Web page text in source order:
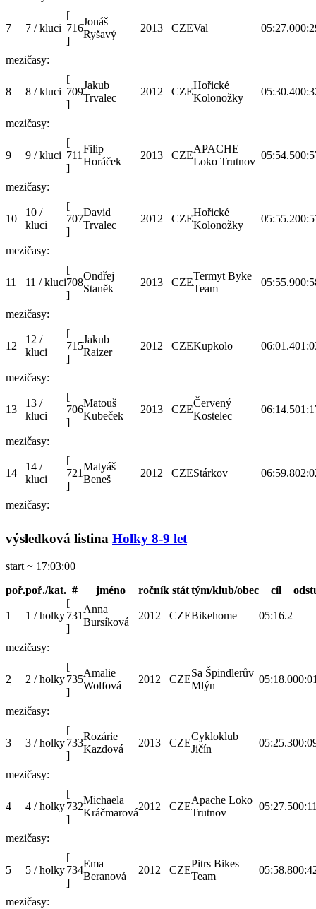
7 7 / kluci
[
716
]
Jonáš
Ryšavý
2013 CZEVal 05:27.0
mezičasy:
8 8 / kluci
[
709
]
Jakub
Trvalec
2012 CZE
Hořické
Kolonožky
05:30.4
mezičasy:
9 9 / kluci
[
711
]
Filip
Horáček
2013 CZE
APACHE
Loko Trutnov
05:54.5
mezičasy:
10
10 /
kluci
[
707
]
David
Trvalec
2012 CZE
Hořické
Kolonožky
05:55.2
mezičasy:
11 11 / kluci
[
708
]
Ondřej
Staněk
2013 CZE
Termyt Byke
Team
05:55.9
mezičasy:
12
12 /
kluci
[
715
]
Jakub
Raizer
2012 CZEKupkolo 06:01.4
mezičasy:
13
13 /
kluci
[
706
]
Matouš
Kubeček
2013 CZE
Červený
Kostelec
06:14.5
mezičasy:
14
14 /
kluci
[
721
]
Matyáš
Beneš
2012 CZEStárkov 06:59.8
mezičasy:
výsledková listina Holky 8-9 let
start ~ 17:03:00
poř.poř./kat. # jméno ročník stát tým/klub/obec cíl
1 1 / holky
[
731
]
Anna
Bursíková
2012 CZEBikehome 05:16.2
mezičasy:
2 2 / holky
[
735
]
Amalie
Wolfová
2012 CZE
Sa Špindlerův
Mlýn
05:18.0
mezičasy:
3 3 / holky
[
733
]
Rozárie
Kazdová
2013 CZE
Cykloklub
Jičín
05:25.3
mezičasy:
4 4 / holky
[
732
]
Michaela
Kráčmarová
2012 CZE
Apache Loko
Trutnov
05:27.5
mezičasy:
5 5 / holky
[
734
]
Ema
Beranová
2012 CZE
Pitrs Bikes
Team
05:58.8
mezičasy: